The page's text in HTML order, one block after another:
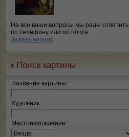
На все ваши вопросы мы рады ответить
по телефону или по почте.
Задать вопрос
Поиск картины
Название картины:
Художник:
Местонахождение: